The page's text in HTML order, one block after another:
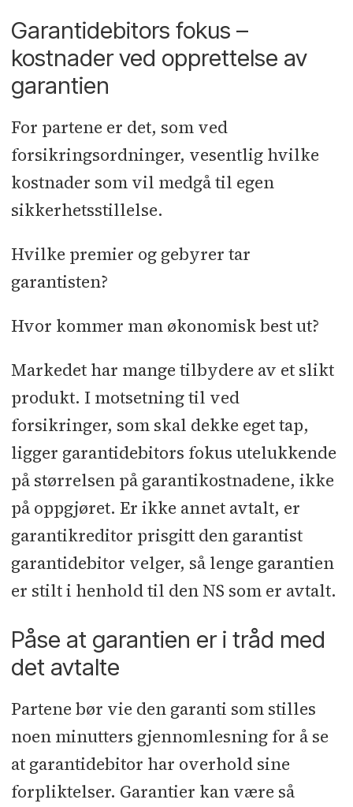
Garantidebitors fokus –
kostnader ved opprettelse av
garantien
For partene er det, som ved
forsikringsordninger, vesentlig hvilke
kostnader som vil medgå til egen
sikkerhetsstillelse.
Hvilke premier og gebyrer tar
garantisten?
Hvor kommer man økonomisk best ut?
Markedet har mange tilbydere av et slikt
produkt. I motsetning til ved
forsikringer, som skal dekke eget tap,
ligger garantidebitors fokus utelukkende
på størrelsen på garantikostnadene, ikke
på oppgjøret. Er ikke annet avtalt, er
garantikreditor prisgitt den garantist
garantidebitor velger, så lenge garantien
er stilt i henhold til den NS som er avtalt.
Påse at garantien er i tråd med
det avtalte
Partene bør vie den garanti som stilles
noen minutters gjennomlesning for å se
at garantidebitor har overhold sine
forpliktelser. Garantier kan være så